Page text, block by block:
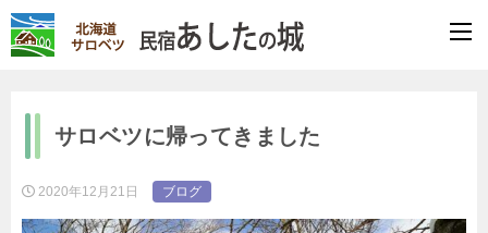
サロベツに帰ってきました
2020年12月21日 ブログ